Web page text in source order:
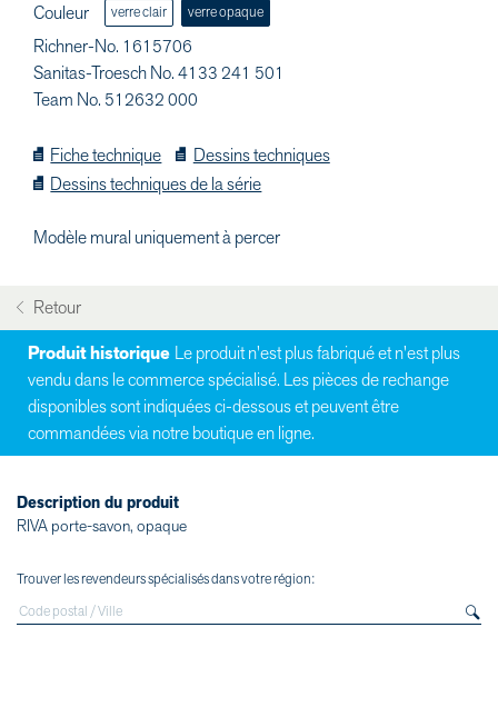
Couleur verre clair verre opaque
Richner-No. 1615706
Sanitas-Troesch No. 4133 241 501
Team No. 512632 000
Fiche technique
Dessins techniques
Dessins techniques de la série
Modèle mural uniquement à percer
Retour
Produit historique Le produit n'est plus fabriqué et n'est plus
vendu dans le commerce spécialisé. Les pièces de rechange
disponibles sont indiquées ci-dessous et peuvent être
commandées via notre boutique en ligne.
Description du produit
RIVA porte-savon, opaque
Trouver les revendeurs spécialisés dans votre région: